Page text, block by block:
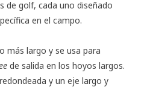
de golf, cada uno diseñado
en el campo.
más largo y se usa para
de salida en los hoyos largos.
y un eje largo y